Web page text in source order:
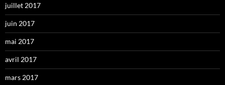
juillet 2017
juin 2017
mai 2017
avril 2017
mars 2017